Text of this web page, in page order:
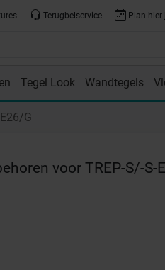
Terugbelservice Plan hier
Tegel Look Wandtegels
G
voor TREP-S/-S-